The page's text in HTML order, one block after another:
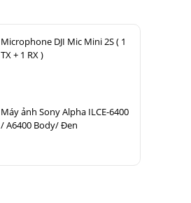
Microphone DJI Mic Mini 2S ( 1
TX + 1 RX )
Máy ảnh Sony Alpha ILCE-6400
/ A6400 Body/ Đen